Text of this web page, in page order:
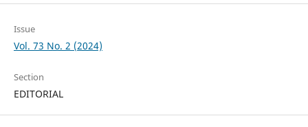
Issue
Vol. 73 No. 2 (2024)
Section
EDITORIAL